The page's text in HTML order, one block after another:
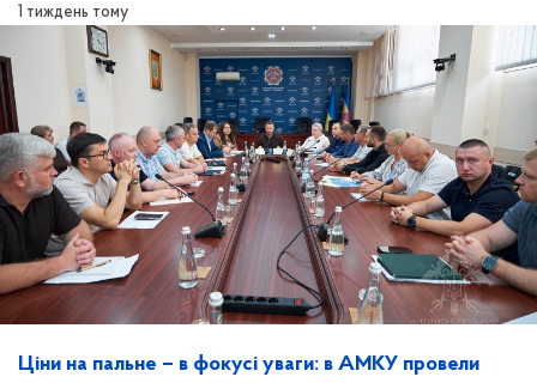
1 тиждень тому
Ціни на пальне – в фокусі уваги: в АМКУ провели